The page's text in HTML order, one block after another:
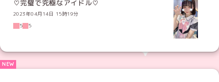
♡完璧で究極なアイドル♡
2023年04月14日 15時19分
5
5